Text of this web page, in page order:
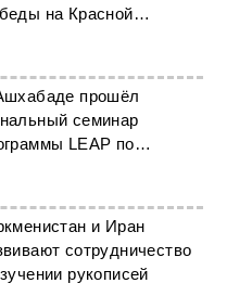
на Красной
прошёл
семинар
LEAP по
и Иран
сотрудничество
рукописей